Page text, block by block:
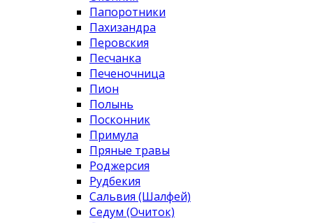
Папоротники
Пахизандра
Перовския
Песчанка
Печеночница
Пион
Полынь
Посконник
Примула
Пряные травы
Роджерсия
Рудбекия
Сальвия (Шалфей)
Седум (Очиток)